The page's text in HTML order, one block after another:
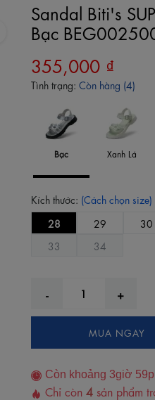
Sandal Biti's
Bạc
355,000 ₫
Tình trạng: Còn hàng (4)
Xanh Lá
Bạc
Kích thước: (Cách chọn size)
28
29 30
33
34
MUA NGAY
Còn khoảng 3giờ 59
Chỉ còn 4sản phẩm